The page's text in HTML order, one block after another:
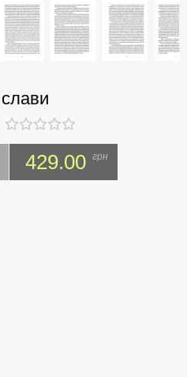
слави
429.00 грн